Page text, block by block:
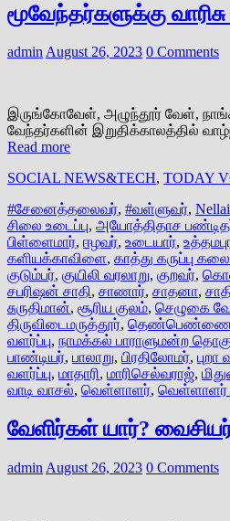
மூவேந்தர்களுக்கு
adminAugust 26, 2023 0 Comments
இருங்கோவேள், அழுந்தூர் வேள்,
வேந்தர்களின் இறுதிக்காலத்தில்
Read more
SOCIAL NEWS&TECH, TODAY
#சேனைத்தலைவர், #வள்ளுவர்,
சிலை உடைப்பு, அயோத்திதாச
பிள்ளைமார், ஈழவர், உடையார்,
களியக்காவிளை, காத்து கருப்பு கலை
குடும்பர், குயிலி வரலாறு, குறவர்,
சபரிஷன் சாதி, சாணார், சாதனா,
சுருதிமான், சூரிய குலம், செழுகை
திருவிடைமருத்தூர், தெண்பெண்ணை
வளர்ப்பு, நாமக்கல் பாராளுமன்ற
பாண்டியர், பாலாறு, பிரதிலோமர், புறா
வளர்ப்பு, மாதாரி, மாரிசெல்வராஜ்,
வாடி வாசல், வெள்ளாளர், வெள்ளாளர்
வேளிர்கள் யார்?
admin August 26, 2023 0 Comments